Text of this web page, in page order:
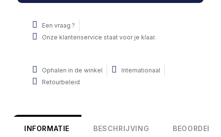
Een vraag ?
Onze klantenservice staat voor je klaar.
Ophalen in de winkel
Internationaal
Retourbeleid
INFORMATIE BESCHRIJVING